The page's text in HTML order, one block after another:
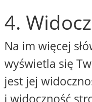
4.
Na im więcej
wyświetla się
jest jej